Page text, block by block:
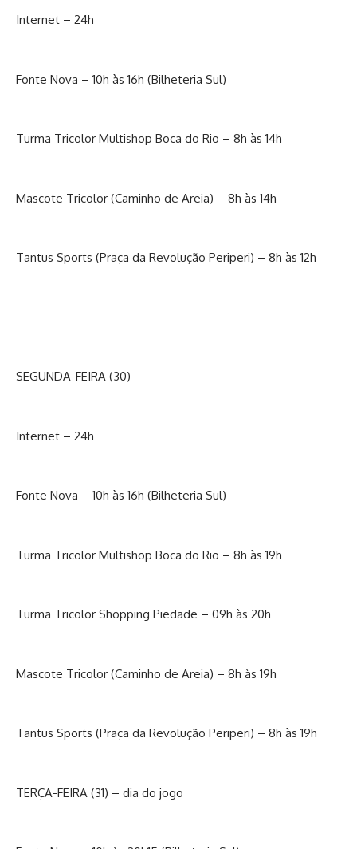
Internet – 24h
Fonte Nova – 10h às 16h (Bilheteria Sul)
Turma Tricolor Multishop Boca do Rio – 8h às 14h
Mascote Tricolor (Caminho de Areia) – 8h às 14h
Tantus Sports (Praça da Revolução Periperi) – 8h às 12h
SEGUNDA-FEIRA (30)
Internet – 24h
Fonte Nova – 10h às 16h (Bilheteria Sul)
Turma Tricolor Multishop Boca do Rio – 8h às 19h
Turma Tricolor Shopping Piedade – 09h às 20h
Mascote Tricolor (Caminho de Areia) – 8h às 19h
Tantus Sports (Praça da Revolução Periperi) – 8h às 19h
TERÇA-FEIRA (31) – dia do jogo